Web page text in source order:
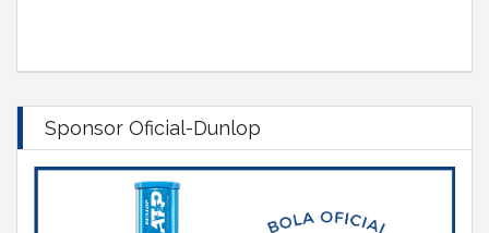
Sponsor Oficial-Dunlop